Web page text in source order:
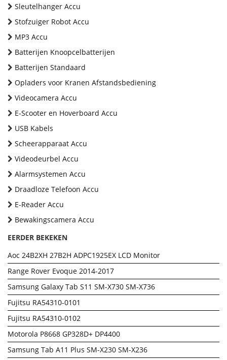
Sleutelhanger Accu
Stofzuiger Robot Accu
MP3 Accu
Batterijen Knoopcelbatterijen
Batterijen Standaard
Opladers voor Kranen Afstandsbediening
Videocamera Accu
E-Scooter en Hoverboard Accu
USB Kabels
Scheerapparaat Accu
Videodeurbel Accu
Alarmsystemen Accu
Draadloze Telefoon Accu
E-Reader Accu
Bewakingscamera Accu
EERDER BEKEKEN
Aoc 24B2XH 27B2H ADPC1925EX LCD Monitor
Range Rover Evoque 2014-2017
Samsung Galaxy Tab S11 SM-X730 SM-X736
Fujitsu RA54310-0101
Fujitsu RA54310-0102
Motorola P8668 GP328D+ DP4400
Samsung Tab A11 Plus SM-X230 SM-X236